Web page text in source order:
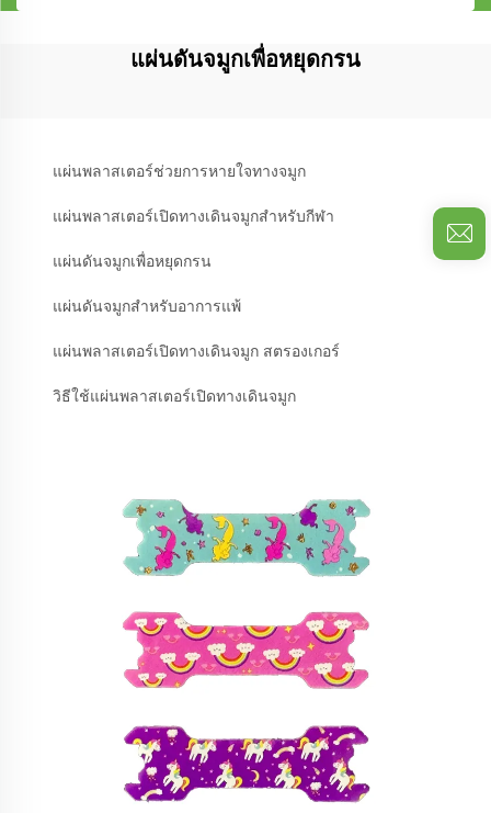
แผ่นดันจมูกเพื่อหยุดกรน
แผ่นพลาสเตอร์ช่วยการหายใจทางจมูก
แผ่นพลาสเตอร์เปิดทางเดินจมูกสำหรับกีฬา
แผ่นดันจมูกเพื่อหยุดกรน
แผ่นดันจมูกสำหรับอาการแพ้
แผ่นพลาสเตอร์เปิดทางเดินจมูก สตรองเกอร์
วิธีใช้แผ่นพลาสเตอร์เปิดทางเดินจมูก